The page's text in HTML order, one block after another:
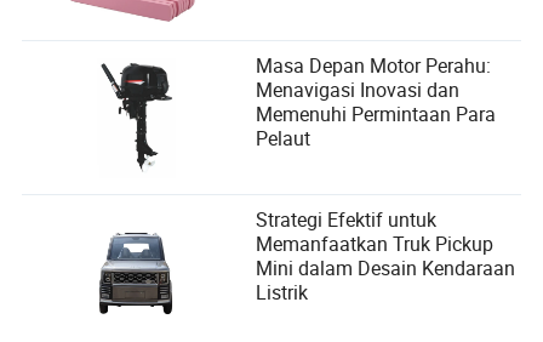
Masa Depan Motor Perahu:
Menavigasi Inovasi dan
Memenuhi Permintaan Para
Pelaut
Strategi Efektif untuk
Memanfaatkan Truk Pickup
Mini dalam Desain Kendaraan
Listrik